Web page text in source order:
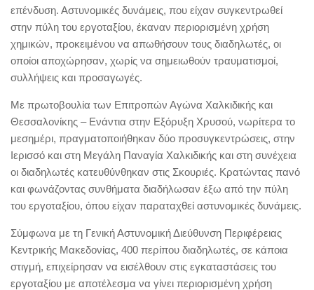
επένδυση. Αστυνομικές δυνάμεις, που είχαν συγκεντρωθεί
στην πύλη του εργοταξίου, έκαναν περιορισμένη χρήση
χημικών, προκειμένου να απωθήσουν τους διαδηλωτές, οι
οποίοι αποχώρησαν, χωρίς να σημειωθούν τραυματισμοί,
συλλήψεις και προσαγωγές.
Με πρωτοβουλία των Επιτροπών Αγώνα Χαλκιδικής και
Θεσσαλονίκης – Ενάντια στην Εξόρυξη Χρυσού, νωρίτερα το
μεσημέρι, πραγματοποιήθηκαν δύο προσυγκεντρώσεις, στην
Ιερισσό και στη Μεγάλη Παναγία Χαλκιδικής και στη συνέχεια
οι διαδηλωτές κατευθύνθηκαν στις Σκουριές. Κρατώντας πανό
και φωνάζοντας συνθήματα διαδήλωσαν έξω από την πύλη
του εργοταξίου, όπου είχαν παραταχθεί αστυνομικές δυνάμεις.
Σύμφωνα με τη Γενική Αστυνομική Διεύθυνση Περιφέρειας
Κεντρικής Μακεδονίας, 400 περίπου διαδηλωτές, σε κάποια
στιγμή, επιχείρησαν να εισέλθουν στις εγκαταστάσεις του
εργοταξίου με αποτέλεσμα να γίνει περιορισμένη χρήση